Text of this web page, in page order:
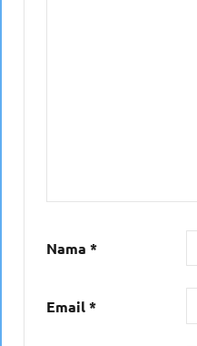
Nama *
Email*